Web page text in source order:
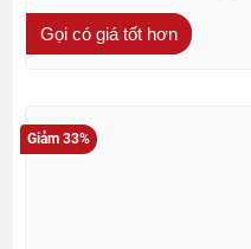
Gọi có giá tốt hơn
Giảm 33%